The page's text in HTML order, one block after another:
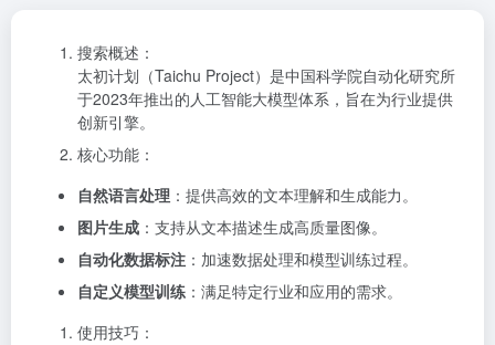
搜索概述：
太初计划（Taichu Project）是中国科学院自动化研究所
于2023年推出的人工智能大模型体系，旨在为行业提供
创新引擎。
核心功能：
自然语言处理 ：提供高效的文本理解和生成能力。
图片生成 ：支持从文本描述生成高质量图像。
自动化数据标注 ：加速数据处理和模型训练过程。
自定义模型训练 ：满足特定行业和应用的需求。
使用技巧：